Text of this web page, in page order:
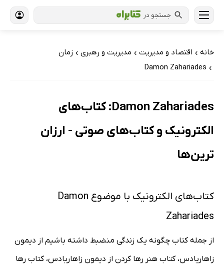
جستجو در
خانه › اقتصاد و مدیریت › مدیریت و رهبری › زمان
›
Damon Zahariades
Damon Zahariades: کتاب‌های
الکترونیک و کتاب‌های صوتی - ارزان
ترین‌ها
کتاب‌های الکترونیک با موضوع Damon
Zahariades
از جمله کتاب چگونه یک زندگی منضبط داشته باشیم از دیمون
زاهاریادس، کتاب هنر رها کردن از دیمون زاهاریادس، کتاب رها